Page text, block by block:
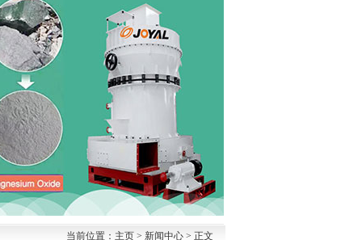
当前位置： 主页 > 新闻中心 > 正文